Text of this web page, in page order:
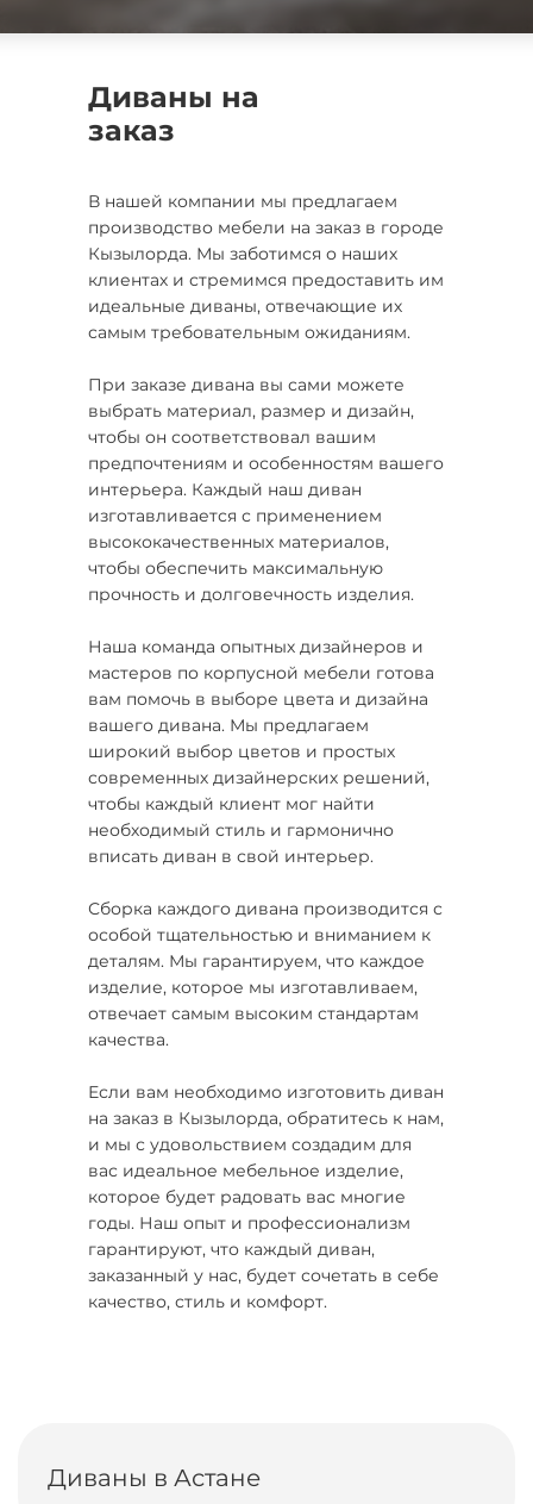
В нашей компании мы предлагаем
производство мебели на заказ в городе
Кызылорда. Мы заботимся о наших
клиентах и стремимся предоставить им
идеальные диваны, отвечающие их
самым требовательным ожиданиям.
При заказе дивана вы сами можете
выбрать материал, размер и дизайн,
чтобы он соответствовал вашим
предпочтениям и особенностям вашего
интерьера. Каждый наш диван
изготавливается с применением
высококачественных материалов,
чтобы обеспечить максимальную
прочность и долговечность изделия.
Наша команда опытных дизайнеров и
мастеров по корпусной мебели готова
вам помочь в выборе цвета и дизайна
вашего дивана. Мы предлагаем
широкий выбор цветов и простых
современных дизайнерских решений,
чтобы каждый клиент мог найти
необходимый стиль и гармонично
вписать диван в свой интерьер.
Сборка каждого дивана производится с
особой тщательностью и вниманием к
деталям. Мы гарантируем, что каждое
изделие, которое мы изготавливаем,
отвечает самым высоким стандартам
качества.
Если вам необходимо изготовить диван
на заказ в Кызылорда, обратитесь к нам,
и мы с удовольствием создадим для
вас идеальное мебельное изделие,
которое будет радовать вас многие
годы. Наш опыт и профессионализм
гарантируют, что каждый диван,
заказанный у нас, будет сочетать в себе
качество, стиль и комфорт.
Диваны на
заказ
Диваны в Астане